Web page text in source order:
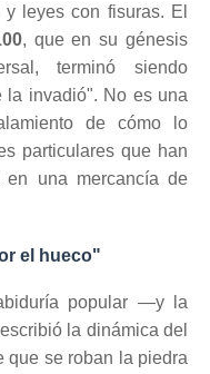
leyes con fisuras. El
, que en su génesis
terminó siendo
la invadió". No es una
de cómo lo
particulares que han
una mercancía de
el hueco"
popular —y la
la dinámica del
que se roban la piedra